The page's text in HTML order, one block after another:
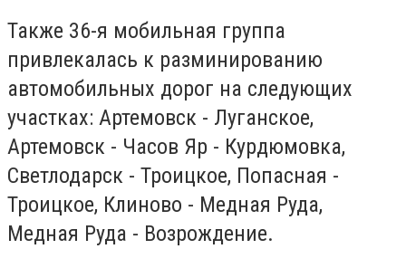
Также 36-я мобильная группа
привлекалась к разминированию
автомобильных дорог на следующих
участках: Артемовск - Луганское,
Артемовск - Часов Яр - Курдюмовка,
Светлодарск - Троицкое, Попасная -
Троицкое, Клиново - Медная Руда,
Медная Руда - Возрождение.